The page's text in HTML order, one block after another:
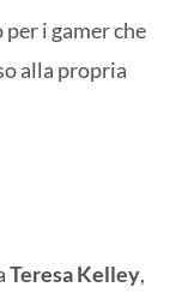
i gamer che
alla propria
Teresa Kelley,